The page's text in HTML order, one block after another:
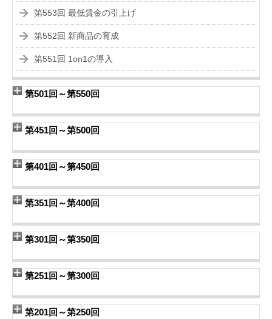
第553回 最低賃金の引上げ
第552回 新商品の育成
第551回 1on1の導入
第501回～第550回
第451回～第500回
第401回～第450回
第351回～第400回
第301回～第350回
第251回～第300回
第201回～第250回